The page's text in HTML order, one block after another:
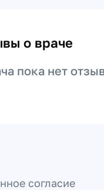
о враче
пока нет
согласие